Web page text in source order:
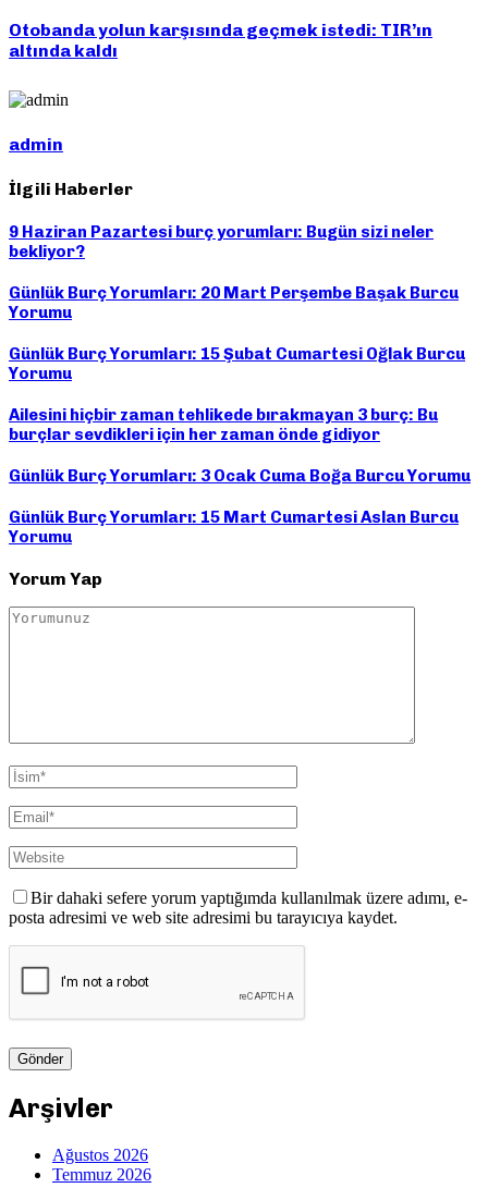
Otobanda yolun karşısında geçmek istedi: TIR’ın
altında kaldı
admin
İlgili Haberler
9 Haziran Pazartesi burç yorumları: Bugün sizi neler
bekliyor?
Günlük Burç Yorumları: 20 Mart Perşembe Başak Burcu
Yorumu
Günlük Burç Yorumları: 15 Şubat Cumartesi Oğlak Burcu
Yorumu
Ailesini hiçbir zaman tehlikede bırakmayan 3 burç: Bu
burçlar sevdikleri için her zaman önde gidiyor
Günlük Burç Yorumları: 3 Ocak Cuma Boğa Burcu Yorumu
Günlük Burç Yorumları: 15 Mart Cumartesi Aslan Burcu
Yorumu
Yorum Yap
Bir dahaki sefere yorum yaptığımda kullanılmak üzere adımı, e-
posta adresimi ve web site adresimi bu tarayıcıya kaydet.
Arşivler
Ağustos 2026
Temmuz 2026